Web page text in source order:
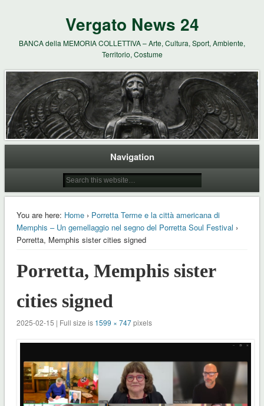
Vergato News 24
BANCA della MEMORIA COLLETTIVA – Arte, Cultura, Sport, Ambiente,
Territorio, Costume
Navigation
You are here: Home› Porretta Terme e la città americana di
Memphis – Un gemellaggio nel segno del Porretta Soul Festival ›
Porretta, Memphis sister cities signed
Porretta, Memphis sister
cities signed
2025-02-15 | Full size is 1599 × 747pixels